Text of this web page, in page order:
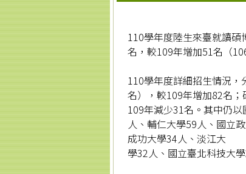
110學年度陸生來臺就讀
名，較109年增加51名（
110學年度詳細招生情況
名），較109年增加82名
109年減少31名。其中仍
人、輔仁大學59人、國立
成功大學34人、淡江大
學32人、國立臺北科技大